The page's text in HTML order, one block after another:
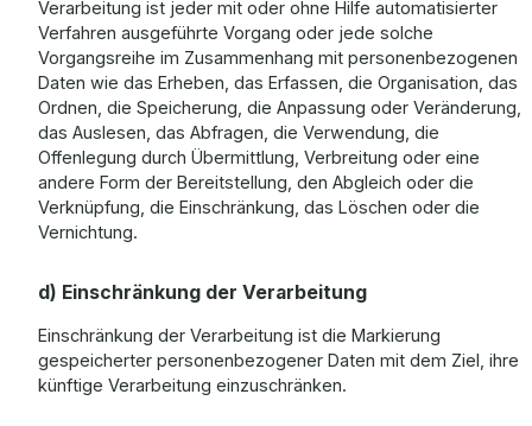
Verarbeitung ist jeder mit oder ohne Hilfe automatisierter
Verfahren ausgeführte Vorgang oder jede solche
Vorgangsreihe im Zusammenhang mit personenbezogenen
Daten wie das Erheben, das Erfassen, die Organisation, das
Ordnen, die Speicherung, die Anpassung oder Veränderung,
das Auslesen, das Abfragen, die Verwendung, die
Offenlegung durch Übermittlung, Verbreitung oder eine
andere Form der Bereitstellung, den Abgleich oder die
Verknüpfung, die Einschränkung, das Löschen oder die
Vernichtung.
d) Einschränkung der Verarbeitung
Einschränkung der Verarbeitung ist die Markierung
gespeicherter personenbezogener Daten mit dem Ziel, ihre
künftige Verarbeitung einzuschränken.